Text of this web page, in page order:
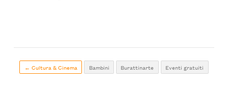
← Cultura & Cinema Bambini Burattinarte Eventi gratuiti